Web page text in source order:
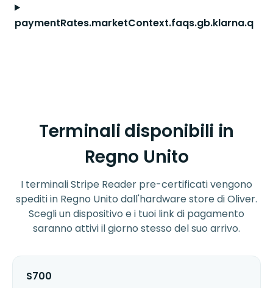
paymentRates.marketContext.faqs.gb.klarna.q
Terminali disponibili in
Regno Unito
I terminali Stripe Reader pre-certificati vengono
spediti in Regno Unito dall'hardware store di Oliver.
Scegli un dispositivo e i tuoi link di pagamento
saranno attivi il giorno stesso del suo arrivo.
S700